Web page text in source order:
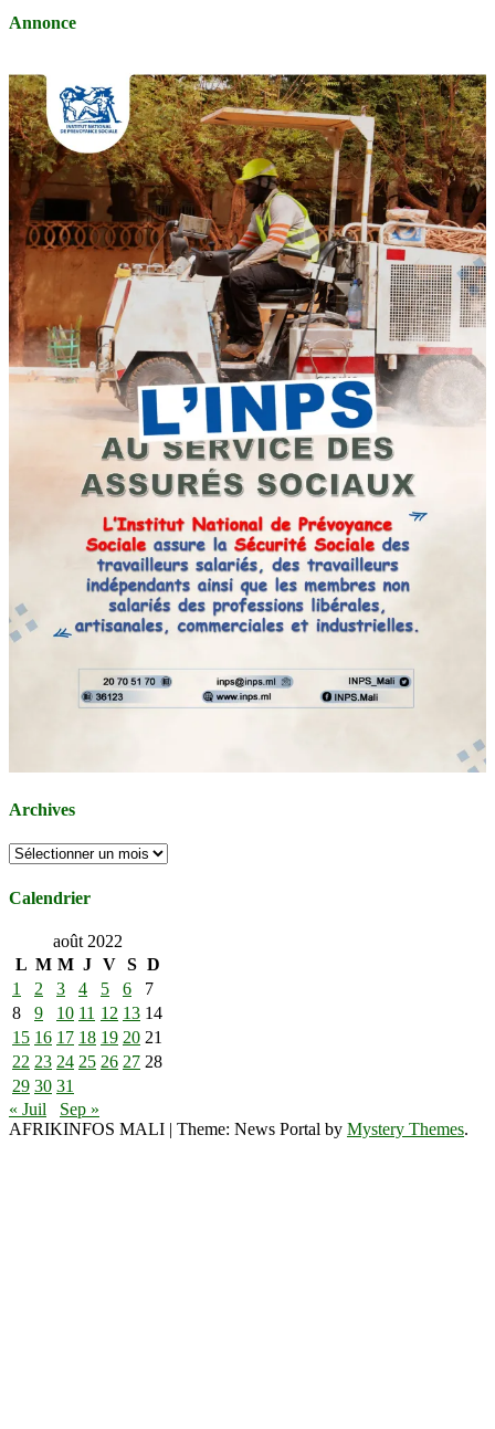
Annonce
Archives
Archives
Calendrier
août 2022
L M M J V S D
1
2 3 4 5 6
7
8
9 10 11 12 13 14
15 16 17 18 19 20 21
22 23 24 25 26 27 28
29 30 31
« Juil
Sep »
AFRIKINFOS MALI | Theme: News Portal by Mystery Themes.